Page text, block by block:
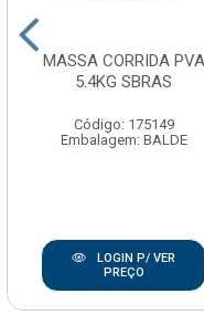
MASSA CORRIDA PVA
5.4KG SBRAS
Código: 175149
Embalagem: BALDE
LOGIN P/ VER
PREÇO